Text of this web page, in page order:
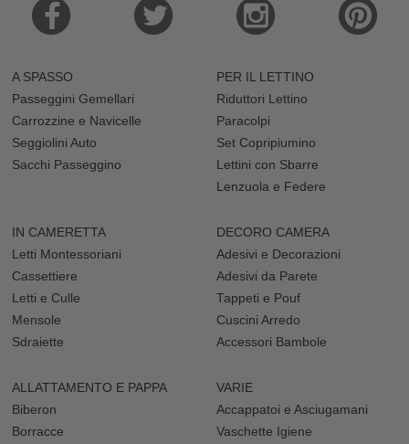
A SPASSO
Passeggini Gemellari
Carrozzine e Navicelle
Seggiolini Auto
Sacchi Passeggino
PER IL LETTINO
Riduttori Lettino
Paracolpi
Set Copripiumino
Lettini con Sbarre
Lenzuola e Federe
IN CAMERETTA
Letti Montessoriani
Cassettiere
Letti e Culle
Mensole
Sdraiette
DECORO CAMERA
Adesivi e Decorazioni
Adesivi da Parete
Tappeti e Pouf
Cuscini Arredo
Accessori Bambole
ALLATTAMENTO E PAPPA
Biberon
Borracce
VARIE
Accappatoi e Asciugamani
Vaschette Igiene